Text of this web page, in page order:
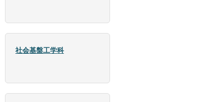
社会基盤工学科